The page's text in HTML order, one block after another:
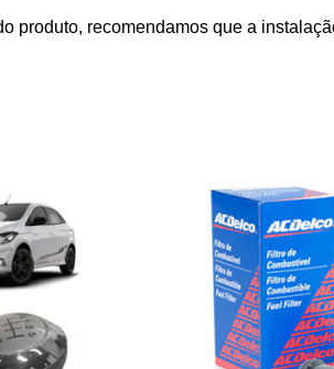
produto, recomendamos que a